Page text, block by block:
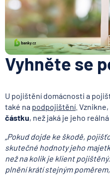
Vyhněte se
U pojištění domácnosti a
také na podpojištění.
částku, než jaká je jeho
„Pokud dojde ke škodě,
skutečné hodnoty jeho
než na kolik je klient
plnění krátí stejným